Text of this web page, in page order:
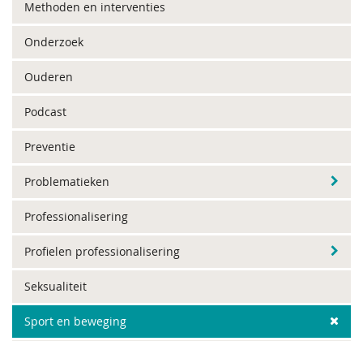
Methoden en interventies
Onderzoek
Ouderen
Podcast
Preventie
Problematieken
Professionalisering
Profielen professionalisering
Seksualiteit
Sport en beweging